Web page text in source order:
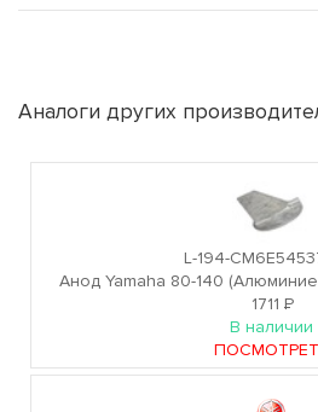
Аналоги других
L-194-
Анод Yamaha 80-140
1711 Р
В наличии